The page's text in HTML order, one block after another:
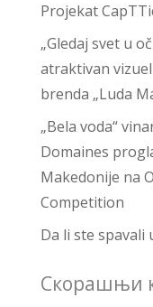
Projekat
„Gledaj svet u
atraktivan
brenda „Luda
„Bela voda“
Domaines
Makedonije na
Competition
Da li ste spavali
Скорашњи